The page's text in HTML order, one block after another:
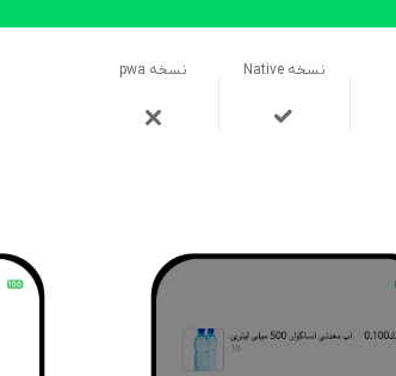
نسخه Native نسخه pwa